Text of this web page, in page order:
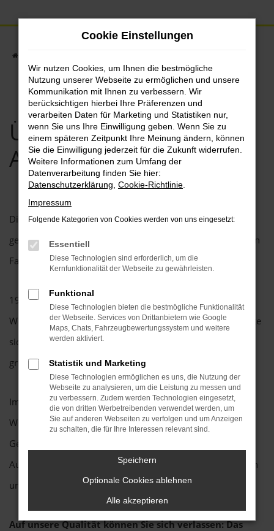
Zum
Hauptinhalt
ÜBER WILHELMSEN
AUTOMIX
Die Firma wurde 1925 von Hans Wilhelmsen in Sande
gegründet und fing mit dem Verkauf und der Reparatur von
Fahrrädern und Motorrädern an.
1967 zog die Firma Opel Wilhelmsen mit Hans Dieter
Wilhelmsen, dem Sohn des Gründers, an die B5 und konnte
sich schnell mit einer Tankstelle auf dem neuen,
großzügigen Firmengelände vergrößern.
Im Jahr 1990 trat sein Sohn, der heutige Inhaber Arno
Wilhelmsen, in die Firma ein und übernahm 1997 die
Geschäftsführung. Anfang 1998 gründete er „Wilhelmsen
AutoMix“, welche 2002 mit „Opel Wilhelmsen“ fusionierten
und zur „Wilhelmsen AutoMix GmbH“ wurde.
Auf unsere Qualität können Sie sich verlassen: Das
Cookie Einstellungen
Wir nutzen Cookies, um Ihnen die bestmögliche
Nutzung unserer Webseite zu ermöglichen und unsere
Kommunikation mit Ihnen zu verbessern. Wir
berücksichtigen hierbei Ihre Präferenzen und
verarbeiten Daten für Marketing und Statistiken nur,
wenn Sie uns Ihre Einwilligung geben. Wenn Sie zu
einem späteren Zeitpunkt Ihre Meinung ändern, können
Sie die Einwilligung jederzeit für die Zukunft widerrufen.
Weitere Informationen zum Umfang der
Datenverarbeitung finden Sie hier:
Datenschutzerklärung Cookie-Richtlinie
Impressum
Folgende Kategorien von Cookies werden von uns eingesetzt:
Essentiell
Diese Technologien sind erforderlich, um die
Kernfunktionalität der Webseite zu gewährleisten.
Funktional
Diese Technologien bieten die bestmögliche Funktionalität
der Webseite. Services von Drittanbietern wie Google
Maps, Chats, Fahrzeugbewertungssystem und weitere
werden aktiviert.
Statistik und Marketing
Diese Technologien ermöglichen es uns, die Nutzung der
Webseite zu analysieren, um die Leistung zu messen und
zu verbessern. Zudem werden Technologien eingesetzt,
die von dritten Werbetreibenden verwendet werden, um
Sie auf anderen Webseiten zu verfolgen und um Anzeigen
zu schalten, die für Ihre Interessen relevant sind.
Speichern
Optionale Cookies ablehnen
Alle akzeptieren